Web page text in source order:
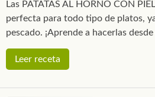
Las PATATAS AL HORNO CON
perfecta para todo tipo de platos,
pescado. ¡Aprende a hacerlas desde
Leer receta